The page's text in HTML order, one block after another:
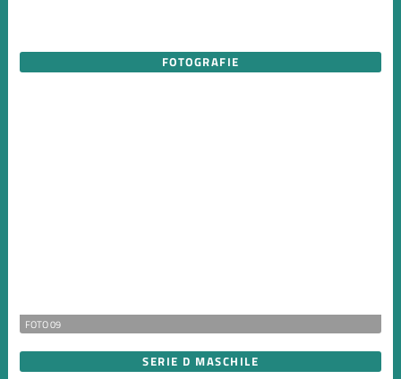
FOTOGRAFIE
FOTO 09
SERIE D MASCHILE